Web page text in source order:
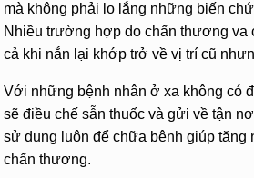
mà không phải lo lắng những biến
Nhiều trường hợp do chấn thương va
cả khi nắn lại khớp trở về vị trí cũ
Với những bệnh nhân ở xa không có
sẽ điều chế sẫn thuốc và gửi về tận
sử dụng luôn để chữa bệnh giúp tăng
chấn thương.